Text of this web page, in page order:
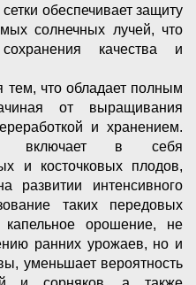
обеспечивает защиту
солнечных лучей, что
качества и
тем, что обладает полным
от выращивания
и хранением.
включает в себя
и косточковых плодов,
развитии интенсивного
таких передовых
капельное орошение, не
ранних урожаев, но и
уменьшает вероятность